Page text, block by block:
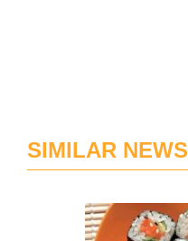
SIMILAR NEWS